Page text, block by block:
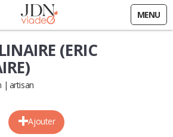
MENU
Ajouter
(ERIC
artisan